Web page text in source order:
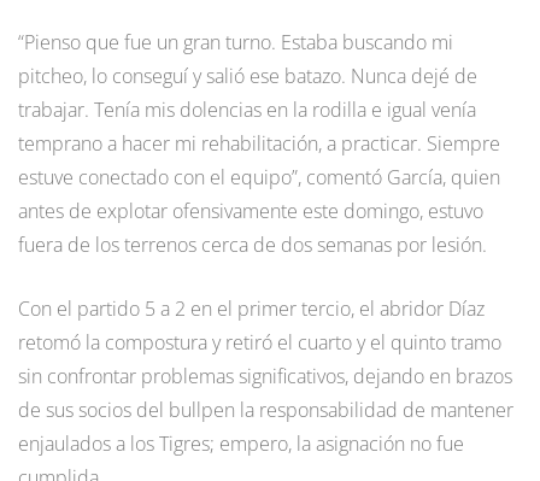
“Pienso que fue un gran turno. Estaba buscando mi
pitcheo, lo conseguí y salió ese batazo. Nunca dejé de
trabajar. Tenía mis dolencias en la rodilla e igual venía
temprano a hacer mi rehabilitación, a practicar. Siempre
estuve conectado con el equipo”, comentó García, quien
antes de explotar ofensivamente este domingo, estuvo
fuera de los terrenos cerca de dos semanas por lesión.
Con el partido 5 a 2 en el primer tercio, el abridor Díaz
retomó la compostura y retiró el cuarto y el quinto tramo
sin confrontar problemas significativos, dejando en brazos
de sus socios del bullpen la responsabilidad de mantener
enjaulados a los Tigres; empero, la asignación no fue